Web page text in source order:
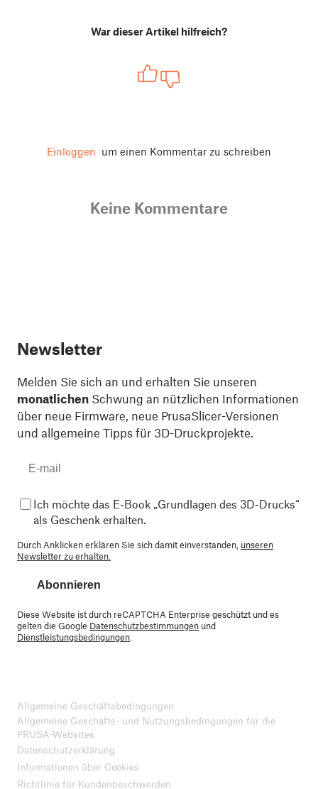
War dieser Artikel hilfreich?
Einloggen um einen Kommentar zu schreiben
Keine Kommentare
Newsletter
Melden Sie sich an und erhalten Sie unseren
monatlichen Schwung an nützlichen Informationen
über neue Firmware, neue PrusaSlicer-Versionen
und allgemeine Tipps für 3D-Druckprojekte.
Ich möchte das E-Book „Grundlagen des 3D-Drucks“
als Geschenk erhalten.
Durch Anklicken erklären Sie sich damit einverstanden, unseren
Newsletter zu erhalten.
Abonnieren
Diese Website ist durch reCAPTCHA Enterprise geschützt und es
gelten die Google Datenschutzbestimmungen und
Dienstleistungsbedingungen
Allgemeine Geschäftsbedingungen
Allgemeine Geschäfts- und Nutzungsbedingungen für die
PRUSA-Websites
Datenschutzerklärung
Informationen über Cookies
Richtlinie für Kundenbeschwerden